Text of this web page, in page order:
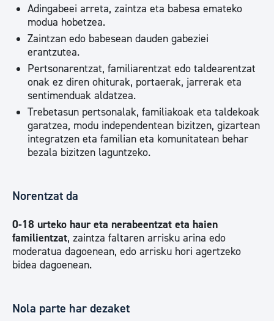
Adingabeei arreta, zaintza eta babesa emateko
modua hobetzea.
Zaintzan edo babesean dauden gabeziei
erantzutea.
Pertsonarentzat, familiarentzat edo taldearentzat
onak ez diren ohiturak, portaerak, jarrerak eta
sentimenduak aldatzea.
Trebetasun pertsonalak, familiakoak eta taldekoak
garatzea, modu independentean bizitzen, gizartean
integratzen eta familian eta komunitatean behar
bezala bizitzen laguntzeko.
Norentzat da
0-18 urteko haur eta nerabeentzat eta haien
familientzat, zaintza faltaren arrisku arina edo
moderatua dagoenean, edo arrisku hori agertzeko
bidea dagoenean.
Nola parte har dezaket